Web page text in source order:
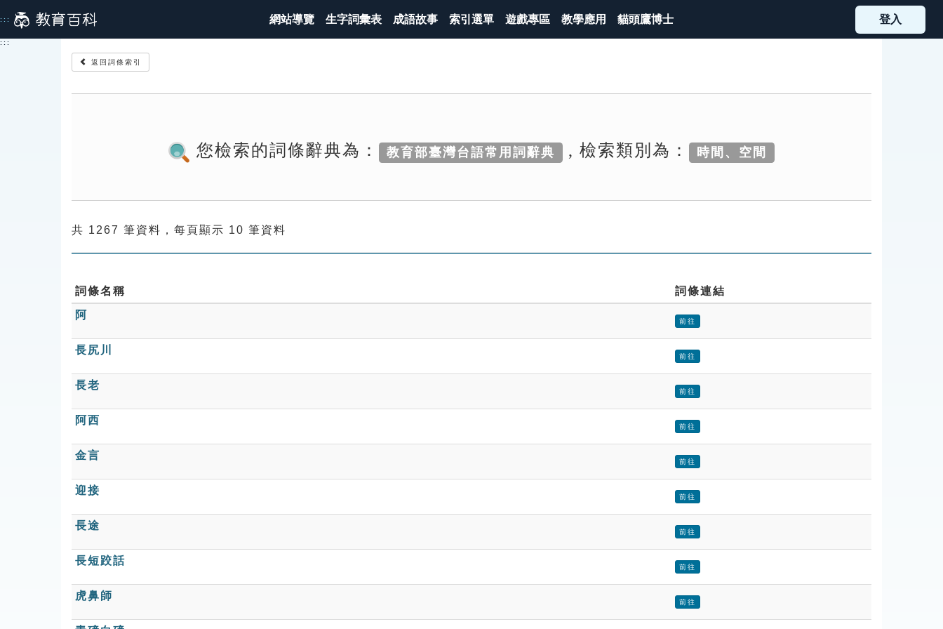
到
主
::: 網站導覽 生字詞彙表 成語故事 索引選單 遊戲專區 教學應用 貓頭鷹博士 登入
:::
返回詞條索引
您檢索的詞條辭典為： 教育部臺灣台語常用詞辭典 , 檢索類別為： 時間、空間
共 1267 筆資料，每頁顯示 10 筆資料
詞條名稱
詞條連結
阿
前往
長尻川
前往
長老
前往
阿西
前往
金言
前往
迎接
前往
長途
前往
長短跤話
前往
虎鼻師
前往